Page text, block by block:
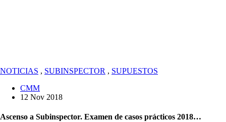
NOTICIAS , SUBINSPECTOR , SUPUESTOS
CMM
12 Nov 2018
Ascenso a Subinspector. Examen de casos prácticos 2018…